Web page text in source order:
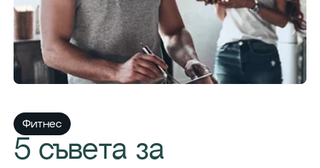
Фитнес
5 съвета за